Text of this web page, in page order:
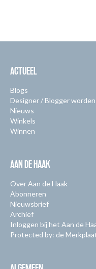
ACTUEEL
Blogs
Designer / Blogger worden
Nieuws
Winkels
Winnen
AAN DE HAAK
Over Aan de Haak
Abonneren
Nieuwsbrief
Archief
Inloggen bij het Aan de
Protected by: de